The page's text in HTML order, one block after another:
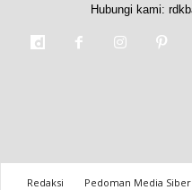
Hubungi kami:
Redaksi Pedoman Media Siber